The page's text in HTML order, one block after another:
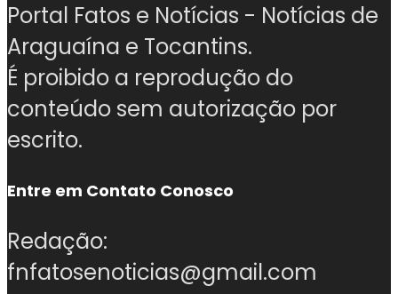
Portal Fatos e Notícias - Notícias de
Araguaína e Tocantins.
É proibido a reprodução do
conteúdo sem autorização por
escrito.
Entre em Contato Conosco
Redação:
fnfatosenoticias@gmail.com